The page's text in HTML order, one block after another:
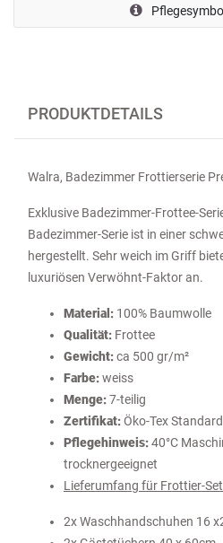
PRODUKTDETAILS
Walra, Badezimmer Frottierserie
Exklusive Badezimmer-Frottee-
Badezimmer-Serie ist in einer
hergestellt. Sehr weich im Griff
luxuriösen Verwöhnt-Faktor an.
Material: 100% Baumwolle
Qualität: Frottee
Gewicht:ca 500 gr/m²
Farbe:weiss
Menge:7-teilig
Zertifikat:Öko-Tex Standard
Pflegehinweis:40°C
trocknergeeignet
Lieferumfang für Frottier-
2x Waschhandschuhen 16